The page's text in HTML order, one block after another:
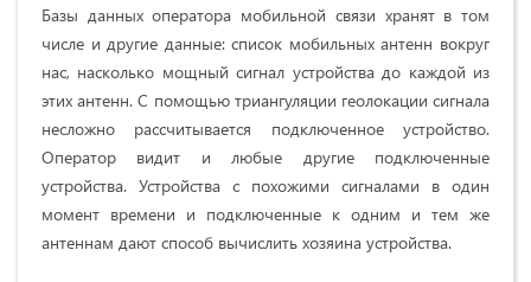
Базы данных оператора мобильной связи хранят в том
числе и другие данные: список мобильных антенн вокруг
нас, насколько мощный сигнал устройства до каждой из
этих антенн. С помощью триангуляции геолокации сигнала
несложно рассчитывается подключенное устройство.
Оператор видит и любые другие подключенные
устройства. Устройства с похожими сигналами в один
момент времени и подключенные к одним и тем же
антеннам дают способ вычислить хозяина устройства.